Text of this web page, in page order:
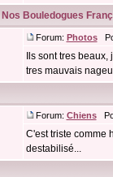
Nos Bouledogues
Forum: Photos
Ils sont tres
tres mauvais
Forum: Chiens
C'est triste comme
destabilisé...